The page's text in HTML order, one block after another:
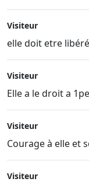
Visiteur
elle doit etre
Visiteur
Elle a le droit a
Visiteur
Courage à elle et
Visiteur